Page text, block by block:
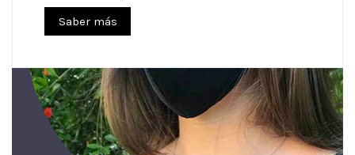
Saber más